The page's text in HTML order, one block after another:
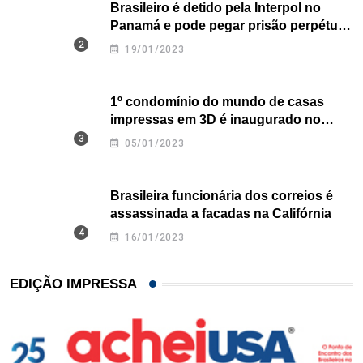
Brasileiro é detido pela Interpol no
Panamá e pode pegar prisão perpétua
nos EUA
19/01/2023
1º condomínio do mundo de casas
impressas em 3D é inaugurado no
Texas
05/01/2023
Brasileira funcionária dos correios é
assassinada a facadas na Califórnia
16/01/2023
EDIÇÃO IMPRESSA